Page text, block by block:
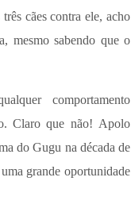
cães contra ele, acho
mesmo sabendo que o
comportamento
Claro que não! Apolo
do Gugu na década de
grande oportunidade